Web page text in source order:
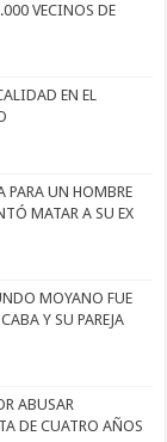
VECINOS DE
EN EL
PARA UN HOMBRE
MATAR A SU EX
MOYANO FUE
Y SU PAREJA
ABUSAR
DE CUATRO AÑOS